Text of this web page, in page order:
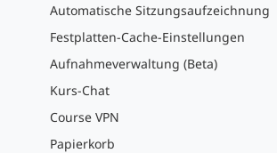
Automatische Sitzungsaufzeichnung
Festplatten-Cache-Einstellungen
Aufnahmeverwaltung (Beta)
Kurs-Chat
Course VPN
Papierkorb